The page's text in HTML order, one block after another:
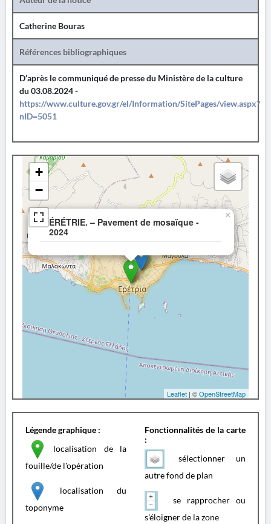
Catherine Bouras
Références bibliographiques
D’après le communiqué de presse du Ministère de la culture
du 03.08.2024 -
https://www.culture.gov.gr/el/Information/SitePages/view.aspx?
nID=5051
ÉRÉTRIE. – Pavement de mosaïque -
2024
×
+
−
Leaflet | ©OpenStreetMap
Légende graphique :
localisation de la
fouille/de l'opération
localisation du
toponyme
Fonctionnalités de la carte
:
sélectionner un
autre fond de plan
se rapprocher ou
s'éloigner de la zone